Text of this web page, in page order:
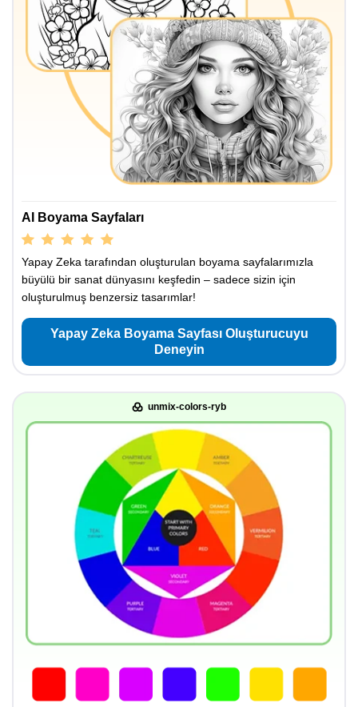
AI Boyama Sayfaları
Yapay Zeka tarafından oluşturulan boyama sayfalarımızla
büyülü bir sanat dünyasını keşfedin – sadece sizin için
oluşturulmuş benzersiz tasarımlar!
Yapay Zeka Boyama Sayfası Oluşturucuyu
Deneyin
unmix-colors-ryb